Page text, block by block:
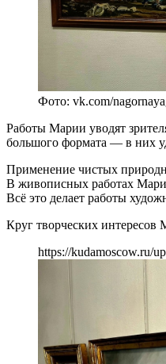
Фото: vk.com/
Работы Марии уводят
большого формата — в них
Применение чистых
В живописных работах
Всё это делает работы
Круг творческих интересов
https://kudamoscow.ru/